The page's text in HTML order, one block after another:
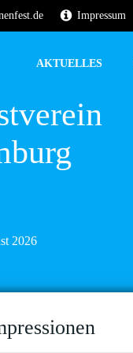
Impressum
AKTUELLES
2026